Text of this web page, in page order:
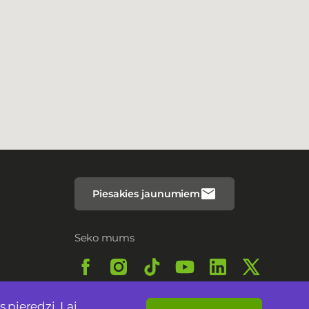
pieredzi. Lai
Piesakies jaunumiem
Seko mums